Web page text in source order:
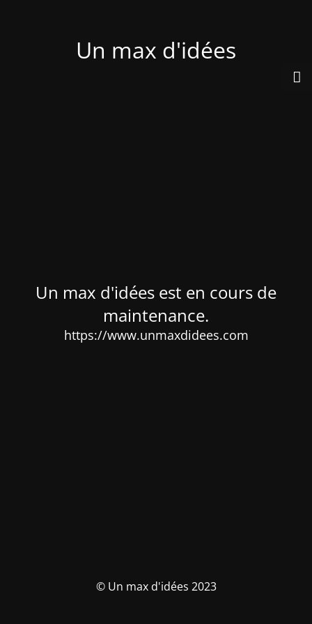
Un max d'idées
Un max d'idées est en cours de
maintenance.
https://www.unmaxdidees.com
© Un max d'idées 2023